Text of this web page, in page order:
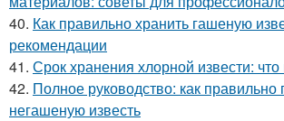
40. Как правильно хранить гашеную
рекомендации
41. Срок хранения хлорной извести:
42. Полное руководство: как правильно
негашеную известь